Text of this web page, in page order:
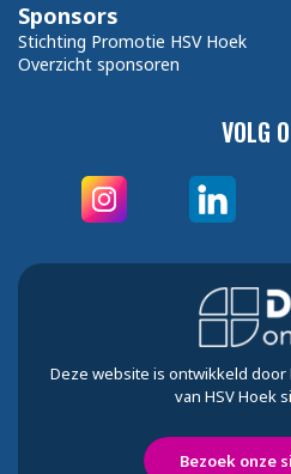
VOLG
Sponsors
Stichting Promotie HSV Hoek
Overzicht sponsoren
Deze website is ontwikkeld
van HSV Hoek
Bezoek onze